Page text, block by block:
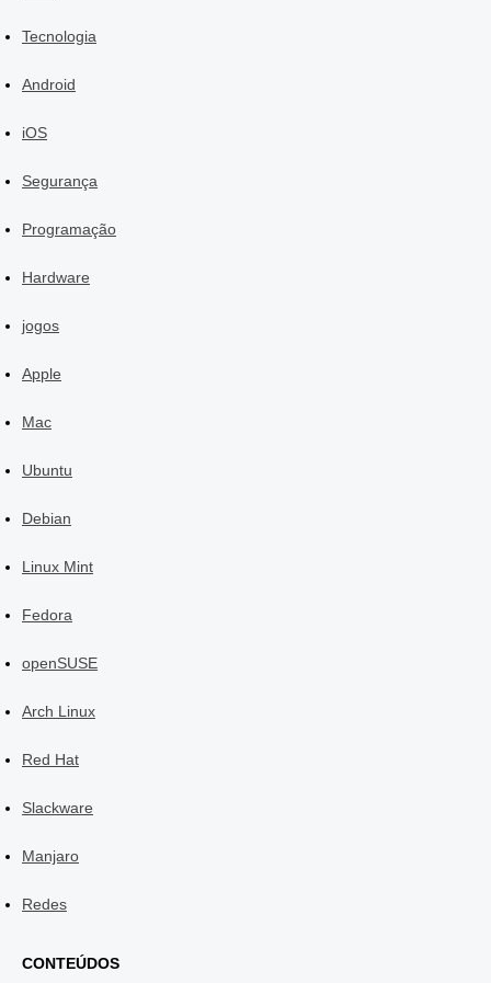
Tecnologia
Android
iOS
Segurança
Programação
Hardware
jogos
Apple
Mac
Ubuntu
Debian
Linux Mint
Fedora
openSUSE
Arch Linux
Red Hat
Slackware
Manjaro
Redes
CONTEÚDOS